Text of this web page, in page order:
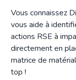
Vous connaissez
vous aide à
actions RSE à
directement en
matrice de
top !